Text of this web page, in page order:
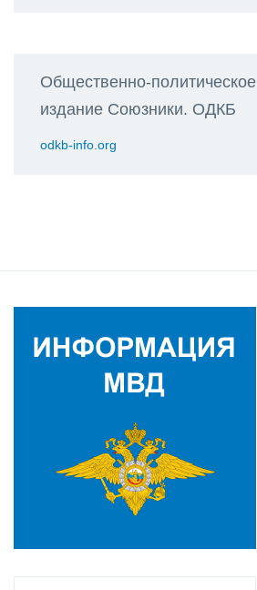
Общественно-политическое
издание Союзники. ОДКБ
odkb-info.org